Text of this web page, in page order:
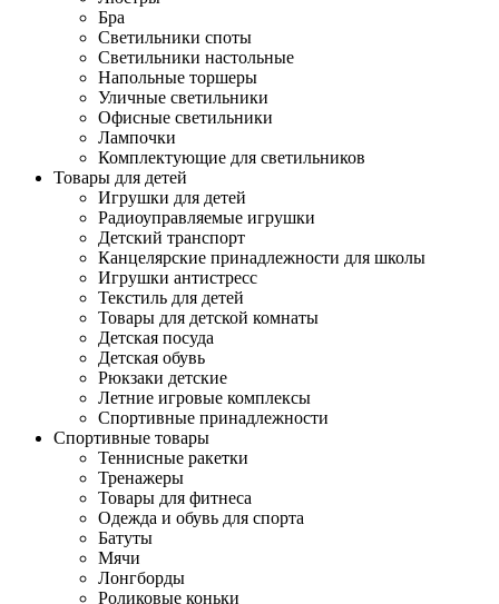
Бра
Светильники споты
Светильники настольные
Напольные торшеры
Уличные светильники
Офисные светильники
Лампочки
Комплектующие для светильников
Товары для детей
Игрушки для детей
Радиоуправляемые игрушки
Детский транспорт
Канцелярские принадлежности для школы
Игрушки антистресс
Текстиль для детей
Товары для детской комнаты
Детская посуда
Детская обувь
Рюкзаки детские
Летние игровые комплексы
Спортивные принадлежности
Спортивные товары
Теннисные ракетки
Тренажеры
Товары для фитнеса
Одежда и обувь для спорта
Батуты
Мячи
Лонгборды
Роликовые коньки